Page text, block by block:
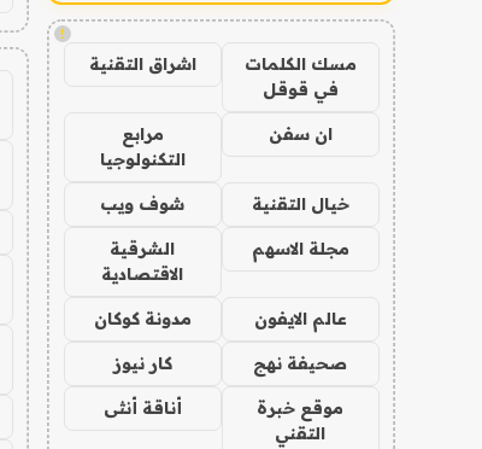
!
مسك الكلمات
في قوقل
اشراق التقنية
ان سفن
مرابع
التكنولوجيا
خيال التقنية شوف ويب
مجلة الاسهم
الشرقية
الاقتصادية
عالم الايفون مدونة كوكان
صحيفة نهج كار نيوز
موقع خبرة
التقني
أناقة أنثى